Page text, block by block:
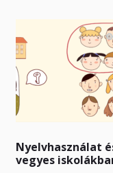
Nyelvhasználat
vegyes